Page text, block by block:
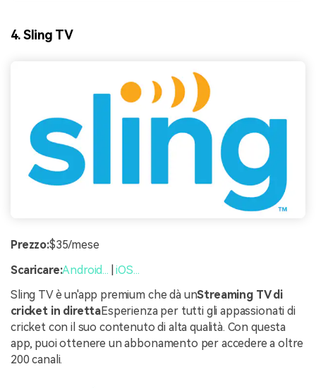
4. Sling TV
Prezzo:$35/mese
Scaricare:Android... |iOS...
Sling TV è un'app premium che dà unStreaming TV di
cricket in direttaEsperienza per tutti gli appassionati di
cricket con il suo contenuto di alta qualità. Con questa
app, puoi ottenere un abbonamento per accedere a oltre
200 canali.